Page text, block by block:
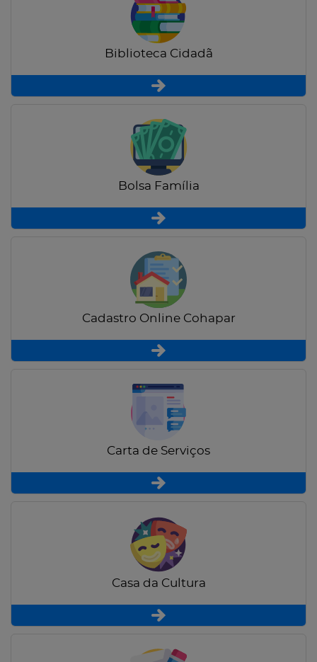
Biblioteca Cidadã
Bolsa Família
Cadastro Online Cohapar
Carta de Serviços
Casa da Cultura